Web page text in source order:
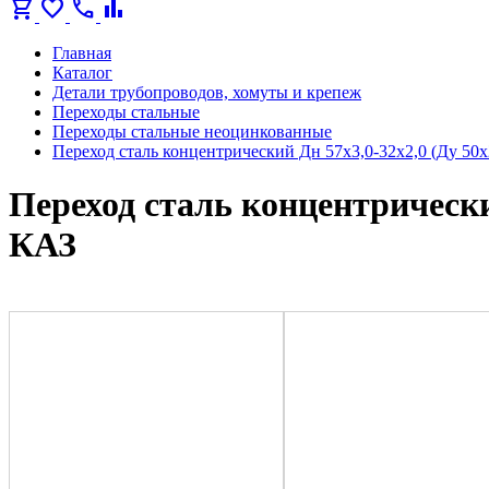
shopping_cart favorite call bar_chart
Главная
Каталог
Детали трубопроводов, хомуты и крепеж
Переходы стальные
Переходы стальные неоцинкованные
Переход сталь концентрический Дн 57х3,0-32х2,0 (Ду
Переход сталь
КАЗ